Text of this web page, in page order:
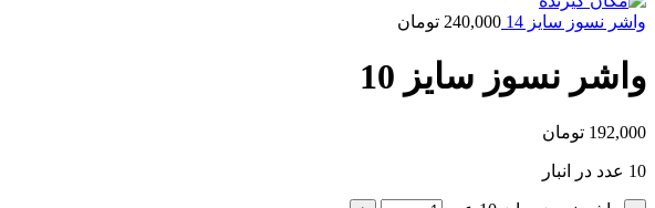
واشر نسوز سایز 14 240,000 تومان
واشر نسوز سایز 10
192,000 تومان
10 عدد در انبار